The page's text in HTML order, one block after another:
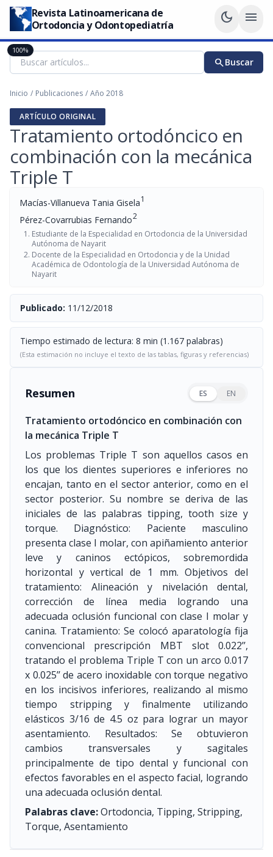
Revista Latinoamericana de
Ortodoncia y Odontopediatría
dark_mode menu
searchBuscar
Inicio / Publicaciones / Año 2018
ARTÍCULO ORIGINAL
Tratamiento ortodóncico en
combinación con la mecánica
Triple T
Macías-Villanueva Tania Gisela1
Pérez-Covarrubias Fernando2
Estudiante de la Especialidad en Ortodoncia de la Universidad
Autónoma de Nayarit
Docente de la Especialidad en Ortodoncia y de la Unidad
Académica de Odontología de la Universidad Autónoma de
Nayarit
Publicado: 11/12/2018
Tiempo estimado de lectura: 8 min (1.167 palabras)
(Esta estimación no incluye el texto de las tablas, figuras y referencias)
Resumen ES EN
Tratamiento ortodóncico en combinación con
la mecánica Triple T
Los problemas Triple T son aquellos casos en
los que los dientes superiores e inferiores no
encajan, tanto en el sector anterior, como en el
sector posterior. Su nombre se deriva de las
iniciales de las palabras tipping, tooth size y
torque. Diagnóstico: Paciente masculino
presenta clase I molar, con apiñamiento anterior
leve y caninos ectópicos, sobremordida
horizontal y vertical de 1 mm. Objetivos del
tratamiento: Alineación y nivelación dental,
corrección de línea media logrando una
adecuada oclusión funcional con clase I molar y
canina. Tratamiento: Se colocó aparatología fija
convencional prescripción MBT slot 0.022’’,
tratando el problema Triple T con un arco 0.017
x 0.025’’ de acero inoxidable con torque negativo
en los incisivos inferiores, realizando al mismo
tiempo stripping y finalmente utilizando
elásticos 3/16 de 4.5 oz para lograr un mayor
asentamiento. Resultados: Se obtuvieron
cambios transversales y sagitales
principalmente de tipo dental y funcional con
efectos favorables en el aspecto facial, logrando
una adecuada oclusión dental.
Palabras clave:Ortodoncia, Tipping, Stripping,
Torque, Asentamiento
100%